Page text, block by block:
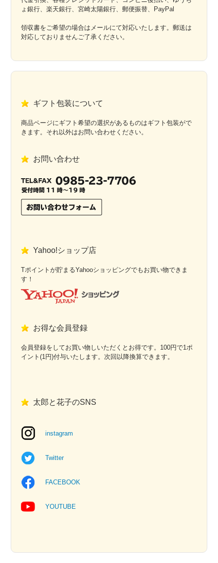
ょ銀行、楽天銀行、宮崎太陽銀行、郵便振替、PayPal
領収書をご希望の場合はメールにて対応いたします。郵送は
対応しておりませんご了承ください。
ギフト包装について
商品ページにギフト希望の選択があるものはギフト包装がで
きます。それ以外はお問い合わせください。
お問い合わせ
Yahoo!ショップ店
Tポイントが貯まるYahooショッピングでもお買い物できま
す！
お得な会員登録
会員登録をしてお買い物しいただくとお得です。100円で1ポ
イント(1円)付与いたします。次回以降換算できます。
太郎と花子のSNS
instagram
Twitter
FACEBOOK
YOUTUBE